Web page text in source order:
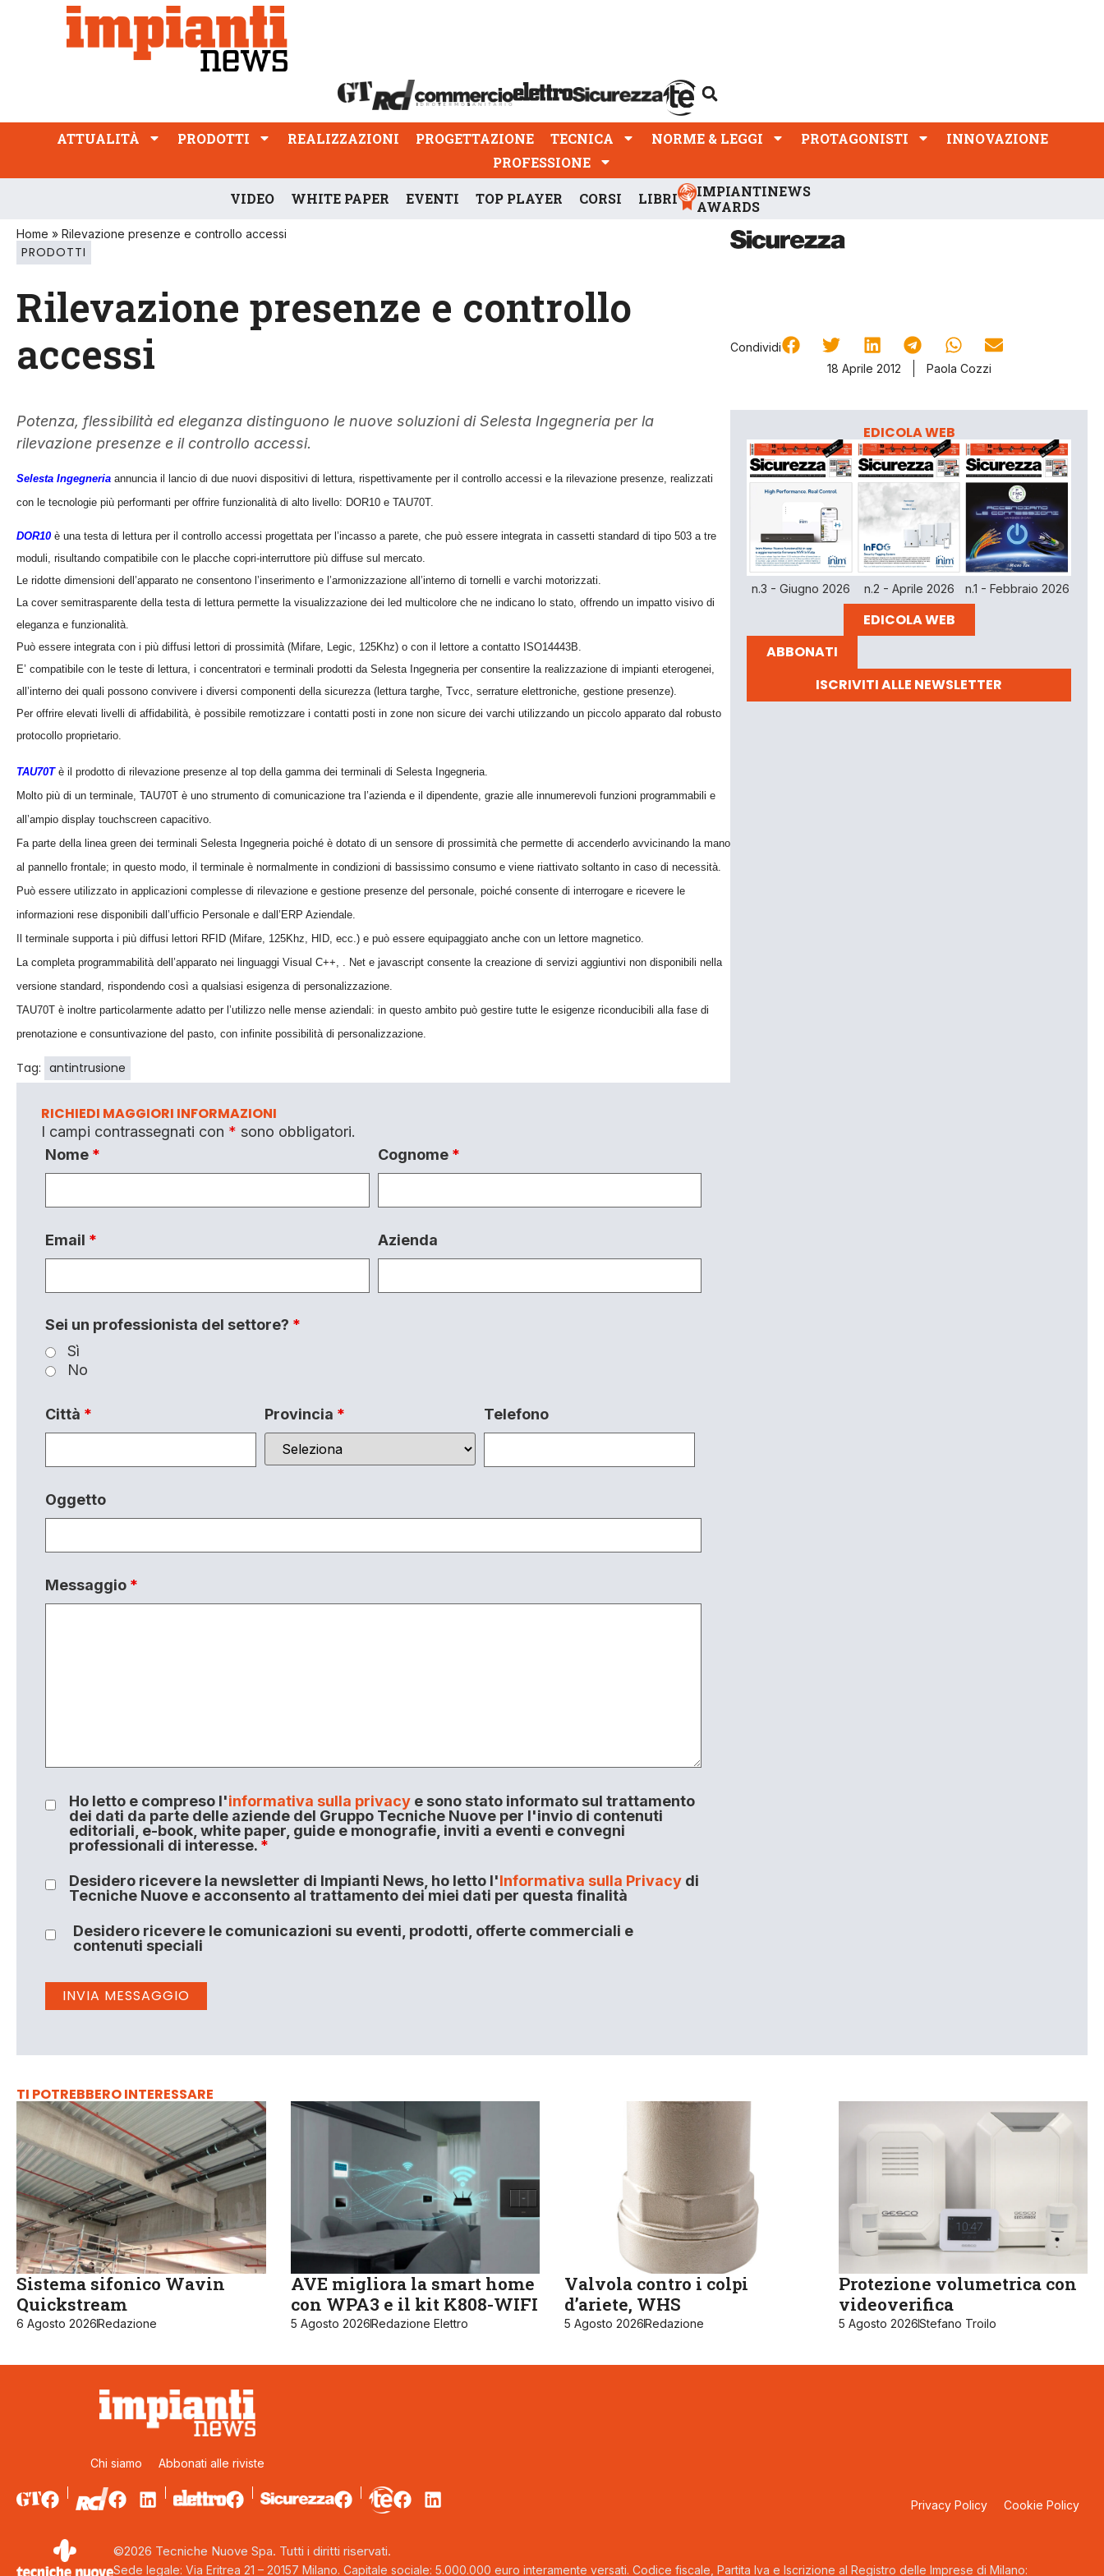
ATTUALITÀ PRODOTTI REALIZZAZIONI
PROFESSIONE
ATTUALITÀ PRODOTTI REALIZZAZIONI PROGETTAZIONE TECNICA NORME & LEGGI PROTAGONISTI
INNOVAZIONE
PROFESSIONE
VIDEO WHITE PAPER EVENTI TOP PLAYER CORSI LIBRI
IMPIANTINEWS
AWARDS
Home » Rilevazione presenze e controllo accessi
PRODOTTI
Rilevazione presenze e controllo
accessi
Condividi
18 Aprile 2012
Paola Cozzi
Potenza, flessibilità ed eleganza distinguono le nuove soluzioni di Selesta Ingegneria per la
rilevazione presenze e il controllo accessi.
Selesta Ingegneria annuncia il lancio di due nuovi dispositivi di lettura, rispettivamente per il controllo accessi e la rilevazione presenze, realizzati
con le tecnologie più performanti per offrire funzionalità di alto livello: DOR10 e TAU70T.
DOR10 è una testa di lettura per il controllo accessi progettata per l’incasso a parete, che può essere integrata in cassetti standard di tipo 503 a tre
moduli, risultando compatibile con le placche copri-interruttore più diffuse sul mercato.
Le ridotte dimensioni dell’apparato ne consentono l’inserimento e l’armonizzazione all’interno di tornelli e varchi motorizzati.
La cover semitrasparente della testa di lettura permette la visualizzazione dei led multicolore che ne indicano lo stato, offrendo un impatto visivo di
eleganza e funzionalità.
Può essere integrata con i più diffusi lettori di prossimità (Mifare, Legic, 125Khz) o con il lettore a contatto ISO14443B.
E’ compatibile con le teste di lettura, i concentratori e terminali prodotti da Selesta Ingegneria per consentire la realizzazione di impianti eterogenei,
all’interno dei quali possono convivere i diversi componenti della sicurezza (lettura targhe, Tvcc, serrature elettroniche, gestione presenze).
Per offrire elevati livelli di affidabilità, è possibile remotizzare i contatti posti in zone non sicure dei varchi utilizzando un piccolo apparato dal robusto
protocollo proprietario.
TAU70Tè il prodotto di rilevazione presenze al top della gamma dei terminali di Selesta Ingegneria.
Molto più di un terminale, TAU70T è uno strumento di comunicazione tra l’azienda e il dipendente, grazie alle innumerevoli funzioni programmabili e
all’ampio display touchscreen capacitivo.
Fa parte della linea green dei terminali Selesta Ingegneria poiché è dotato di un sensore di prossimità che permette di accenderlo avvicinando la mano
al pannello frontale; in questo modo, il terminale è normalmente in condizioni di bassissimo consumo e viene riattivato soltanto in caso di necessità.
Può essere utilizzato in applicazioni complesse di rilevazione e gestione presenze del personale, poiché consente di interrogare e ricevere le
informazioni rese disponibili dall’ufficio Personale e dall’ERP Aziendale.
Il terminale supporta i più diffusi lettori RFID (Mifare, 125Khz, HID, ecc.) e può essere equipaggiato anche con un lettore magnetico.
La completa programmabilità dell’apparato nei linguaggi Visual C++, . Net e javascript consente la creazione di servizi aggiuntivi non disponibili nella
versione standard, rispondendo così a qualsiasi esigenza di personalizzazione.
TAU70T è inoltre particolarmente adatto per l’utilizzo nelle mense aziendali: in questo ambito può gestire tutte le esigenze riconducibili alla fase di
prenotazione e consuntivazione del pasto, con infinite possibilità di personalizzazione.
Tag: antintrusione
RICHIEDI MAGGIORI INFORMAZIONI
I campi contrassegnati con * sono obbligatori.
Nome * Cognome *
Email * Azienda
Sei un professionista del settore? *
Sì
No
Città * Provincia * Telefono
Oggetto
Messaggio *
Ho letto e compreso l'informativa sulla privacye sono stato informato sul trattamento
dei dati da parte delle aziende del Gruppo Tecniche Nuove per l'invio di contenuti
editoriali, e-book, white paper, guide e monografie, inviti a eventi e convegni
professionali di interesse. *
Desidero ricevere la newsletter di Impianti News, ho letto l'Informativa sulla Privacydi
Tecniche Nuove e acconsento al trattamento dei miei dati per questa finalità
Desidero ricevere le comunicazioni su eventi, prodotti, offerte commerciali e
contenuti speciali
EDICOLA WEB
n.3 - Giugno 2026 n.2 - Aprile 2026 n.1 - Febbraio 2026
EDICOLA WEB
ABBONATI
ISCRIVITI ALLE NEWSLETTER
TI POTREBBERO INTERESSARE
Sistema sifonico Wavin
Quickstream
6 Agosto 2026Redazione
AVE migliora la smart home
con WPA3 e il kit K808-WIFI
5 Agosto 2026Redazione Elettro
Valvola contro i colpi
d’ariete, WHS
5 Agosto 2026Redazione
Protezione volumetrica con
videoverifica
5 Agosto 2026Stefano Troilo
Chi siamo Abbonati alle riviste
Privacy Policy Cookie Policy
©2026 Tecniche Nuove Spa. Tutti i diritti riservati.
Sede legale: Via Eritrea 21 – 20157 Milano. Capitale sociale: 5.000.000 euro interamente versati. Codice fiscale, Partita Iva e Iscrizione al Registro delle Imprese di Milano: